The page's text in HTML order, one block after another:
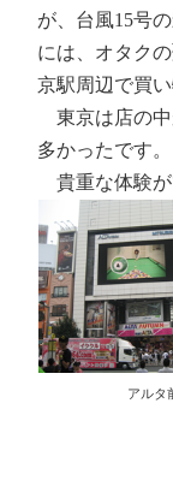
が、台風15号
には、オタク
京駅周辺で買
東京は店の中
多かったです。
貴重な体験が
アルタ